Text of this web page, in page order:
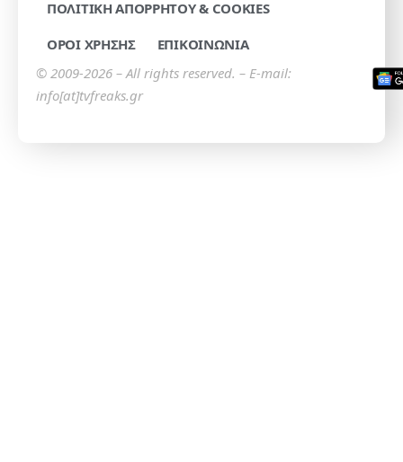
ΠΟΛΙΤΙΚΗ ΑΠΟΡΡΗΤΟΥ & COOKIES
ΟΡΟΙ ΧΡΗΣΗΣ
ΕΠΙΚΟΙΝΩΝΙΑ
© 2009-2026 – All rights reserved. – E-mail:
info[at]tvfreaks.gr